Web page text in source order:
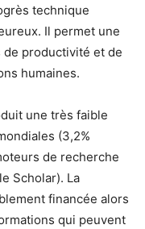
technique
Il permet une
productivité et de
humaines.
une très faible
(3,2%
de recherche
Scholar). La
financée alors
qui peuvent